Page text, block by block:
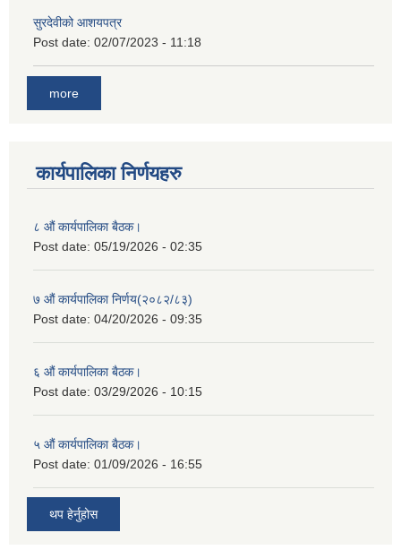
सुरदेवीको आशयपत्र
Post date: 02/07/2023 - 11:18
more
कार्यपालिका निर्णयहरु
८ औं कार्यपालिका बैठक।
Post date: 05/19/2026 - 02:35
७ औं कार्यपालिका निर्णय(२०८२/८३)
Post date: 04/20/2026 - 09:35
६ औं कार्यपालिका बैठक।
Post date: 03/29/2026 - 10:15
५ औं कार्यपालिका बैठक।
Post date: 01/09/2026 - 16:55
थप हेर्नुहोस